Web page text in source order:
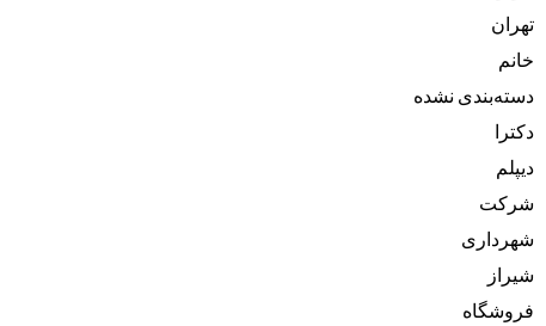
تهران
خانم
دسته‌بندی نشده
دکترا
دیپلم
شرکت
شهرداری
شیراز
فروشگاه